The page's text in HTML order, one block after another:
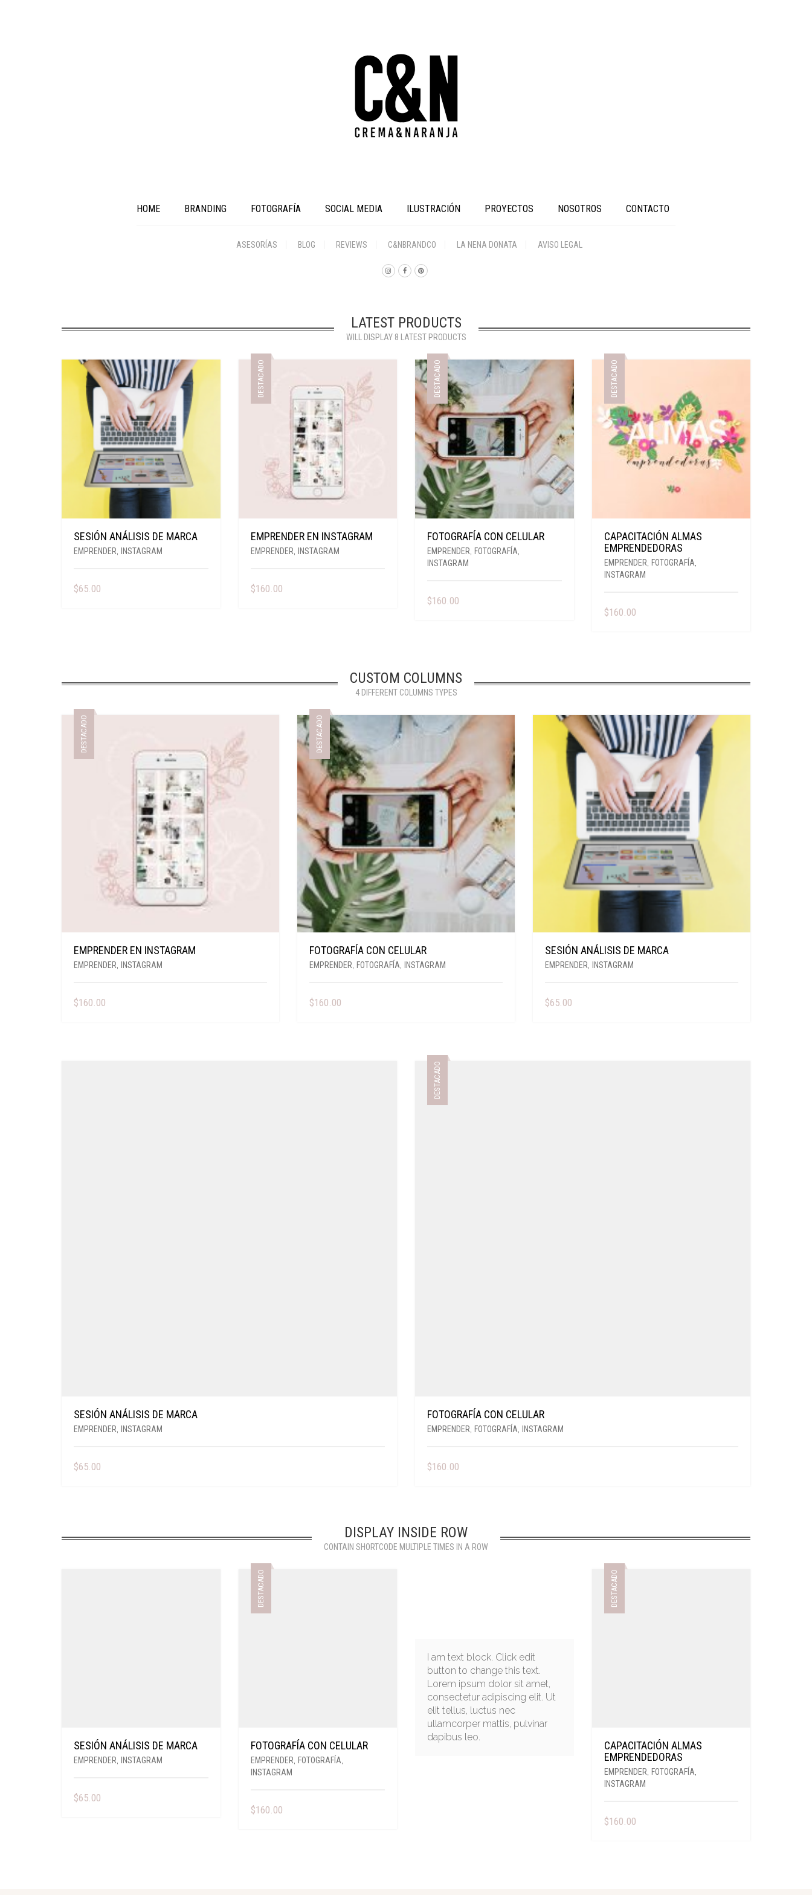
HOME BRANDING FOTOGRAFÍA SOCIAL MEDIA ILUSTRACIÓN PROYECTOS NOSOTROS CONTACTO
ASESORÍAS BLOG REVIEWS C&NBRANDCO LA NENA DONATA AVISO LEGAL
LATEST PRODUCTS
WILL DISPLAY 8 LATEST PRODUCTS
SESIÓN ANÁLISIS DE MARCA
EMPRENDER INSTAGRAM
$65.00
DESTACADO
EMPRENDER EN INSTAGRAM
EMPRENDER INSTAGRAM
$160.00
DESTACADO
FOTOGRAFÍA CON CELULAR
EMPRENDER FOTOGRAFÍA
INSTAGRAM
$160.00
DESTACADO
CAPACITACIÓN ALMAS
EMPRENDEDORAS
EMPRENDER FOTOGRAFÍA
INSTAGRAM
$160.00
CUSTOM COLUMNS
4 DIFFERENT COLUMNS TYPES
DESTACADO
EMPRENDER EN INSTAGRAM
EMPRENDER INSTAGRAM
$160.00
DESTACADO
FOTOGRAFÍA CON CELULAR
EMPRENDER FOTOGRAFÍA INSTAGRAM
$160.00
SESIÓN ANÁLISIS DE MARCA
EMPRENDER INSTAGRAM
$65.00
SESIÓN ANÁLISIS DE MARCA
EMPRENDER INSTAGRAM
$65.00
DESTACADO
FOTOGRAFÍA CON CELULAR
EMPRENDER FOTOGRAFÍA INSTAGRAM
$160.00
DISPLAY INSIDE ROW
CONTAIN SHORTCODE MULTIPLE TIMES IN A ROW
SESIÓN ANÁLISIS DE MARCA
EMPRENDER INSTAGRAM
$65.00
DESTACADO
FOTOGRAFÍA CON CELULAR
EMPRENDER FOTOGRAFÍA
INSTAGRAM
$160.00
I am text block. Click edit
button to change this text.
Lorem ipsum dolor sit amet,
consectetur adipiscing elit. Ut
elit tellus, luctus nec
ullamcorper mattis, pulvinar
dapibus leo.
DESTACADO
CAPACITACIÓN ALMAS
EMPRENDEDORAS
EMPRENDER FOTOGRAFÍA
INSTAGRAM
$160.00